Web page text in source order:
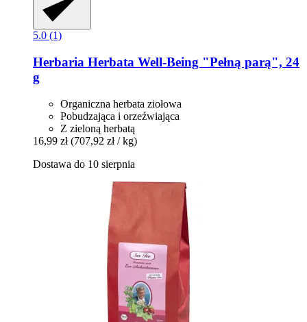
5.0 (1)
Herbaria Herbata Well-​Being "Pełną parą", 24
g
Organiczna herbata ziołowa
Pobudzająca i orzeźwiająca
Z zieloną herbatą
16,99 zł (707,92 zł / kg)
Dostawa do 10 sierpnia